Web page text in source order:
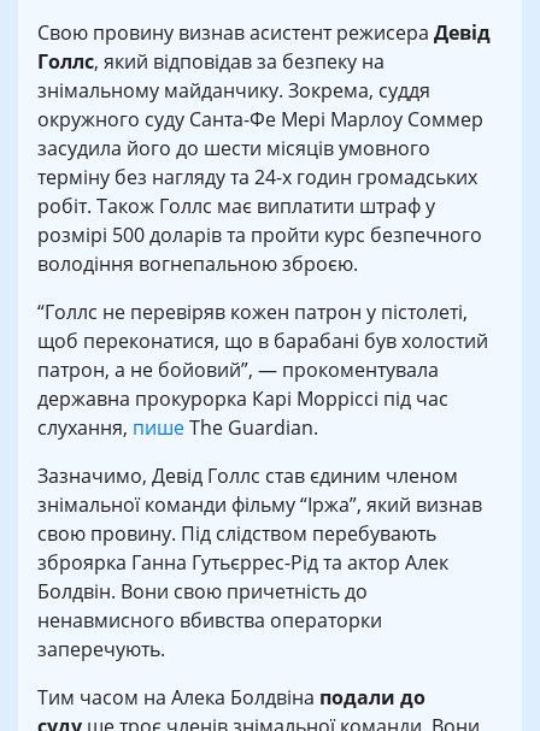
Свою провину визнав асистент режисера Девід
Голлс, який відповідав за безпеку на
знімальному майданчику. Зокрема, суддя
окружного суду Санта-Фе Мері Марлоу Соммер
засудила його до шести місяців умовного
терміну без нагляду та 24-х годин громадських
робіт. Також Голлс має виплатити штраф у
розмірі 500 доларів та пройти курс безпечного
володіння вогнепальною зброєю.
“Голлс не перевіряв кожен патрон у пістолеті,
щоб переконатися, що в барабані був холостий
патрон, а не бойовий”, — прокоментувала
державна прокурорка Карі Морріссі під час
слухання, пишеThe Guardian.
Зазначимо, Девід Голлс став єдиним членом
знімальної команди фільму “Іржа”, який визнав
свою провину. Під слідством перебувають
зброярка Ганна Гутьєррес-Рід та актор Алек
Болдвін. Вони свою причетність до
ненавмисного вбивства операторки
заперечують.
Тим часом на Алека Болдвіна подали до